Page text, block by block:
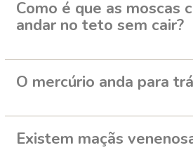
Como é que as moscas
andar no teto sem cair?
O mercúrio anda para
Existem maçãs